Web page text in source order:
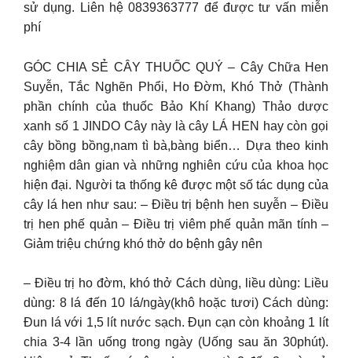
sử dụng. Liên hệ 0839363777 để được tư vấn miễn
phí
GÓC CHIA SẺ CÂY THUỐC QUÝ – Cây Chữa Hen
Suyễn, Tắc Nghẽn Phổi, Ho Đờm, Khó Thở (Thành
phần chính của thuốc Bảo Khí Khang) Thảo dược
xanh số 1 JINDO Cây này là cây LÁ HEN hay còn gọi
cây bồng bồng,nam tì bà,bàng biển… Dựa theo kinh
nghiệm dân gian và những nghiên cứu của khoa học
hiện đại. Người ta thống kê được một số tác dụng của
cây lá hen như sau: – Điều trị bệnh hen suyễn – Điều
trị hen phế quản – Điều trị viêm phế quản mãn tính –
Giảm triệu chứng khó thở do bệnh gây nên
– Điều trị ho đờm, khó thở Cách dùng, liều dùng: Liều
dùng: 8 lá đến 10 lá/ngày(khô hoặc tươi) Cách dùng:
Đun lá với 1,5 lít nước sạch. Đụn cạn còn khoảng 1 lít
chia 3-4 lần uống trong ngày (Uống sau ăn 30phút).